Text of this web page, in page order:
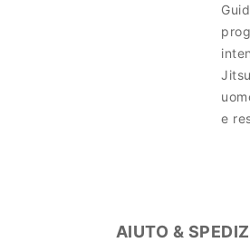
e
AIUTO &